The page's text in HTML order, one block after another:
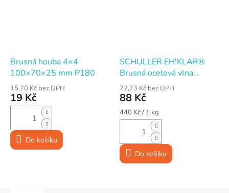
Brusná houba 4×4
100×70×25 mm P180
15,70 Kč bez DPH
19 Kč
Do košíku
SCHULLER EH'KLAR®
Brusná ocelová vlna
SCRATCH · 200 g · č. 3
hrubá
72,73 Kč bez DPH
88 Kč
Měrná
cena:
440 Kč / 1 kg
Do košíku